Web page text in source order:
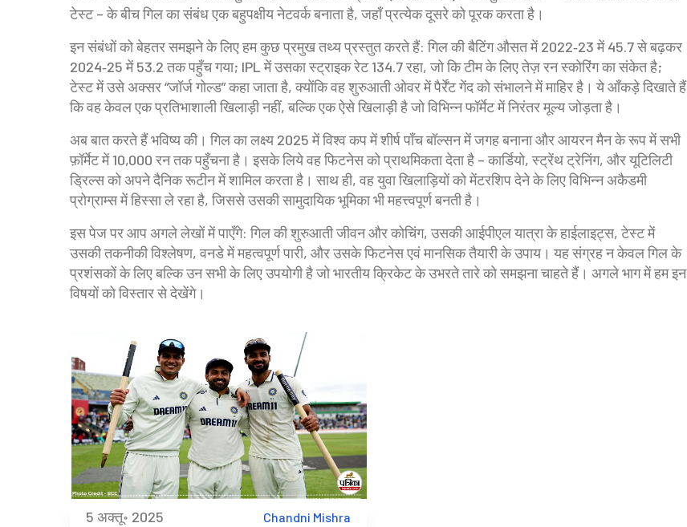
टेस्ट – के बीच गिल का संबंध एक बहुपक्षीय नेटवर्क बनाता है, जहाँ प्रत्येक दूसरे को पूरक करता है।
इन संबंधों को बेहतर समझने के लिए हम कुछ प्रमुख तथ्य प्रस्तुत करते हैं: गिल की बैटिंग औसत में 2022‑23 में 45.7 से बढ़कर
2024‑25 में 53.2 तक पहुँच गया; IPL में उसका स्ट्राइक रेट 134.7 रहा, जो कि टीम के लिए तेज़ रन स्कोरिंग का संकेत है;
टेस्ट में उसे अक्सर “जॉर्ज गोल्ड” कहा जाता है, क्योंकि वह शुरुआती ओवर में पैर्रेंट गेंद को संभालने में माहिर है। ये आँकड़े दिखाते हैं
कि वह केवल एक प्रतिभाशाली खिलाड़ी नहीं, बल्कि एक ऐसे खिलाड़ी है जो विभिन्न फॉर्मेट में निरंतर मूल्य जोड़ता है।
अब बात करते हैं भविष्य की। गिल का लक्ष्य 2025 में विश्व कप में शीर्ष पाँच बॉल्सन में जगह बनाना और आयरन मैन के रूप में सभी
फ़ॉर्मेट में 10,000 रन तक पहुँचना है। इसके लिये वह फिटनेस को प्राथमिकता देता है – कार्डियो, स्ट्रेंथ ट्रेनिंग, और यूटिलिटी
ड्रिल्स को अपने दैनिक रूटीन में शामिल करता है। साथ ही, वह युवा खिलाड़ियों को मेंटरशिप देने के लिए विभिन्न अकैडमी
प्रोग्राम्स में हिस्सा ले रहा है, जिससे उसकी सामुदायिक भूमिका भी महत्त्वपूर्ण बनती है।
इस पेज पर आप अगले लेखों में पाएँगे: गिल की शुरुआती जीवन और कोचिंग, उसकी आईपीएल यात्रा के हाईलाइट्स, टेस्ट में
उसकी तकनीकी विश्लेषण, वनडे में महत्वपूर्ण पारी, और उसके फिटनेस एवं मानसिक तैयारी के उपाय। यह संग्रह न केवल गिल के
प्रशंसकों के लिए बल्कि उन सभी के लिए उपयोगी है जो भारतीय क्रिकेट के उभरते तारे को समझना चाहते हैं। अगले भाग में हम इन
विषयों को विस्तार से देखेंगे।
5 अक्तू॰ 2025 Chandni Mishra